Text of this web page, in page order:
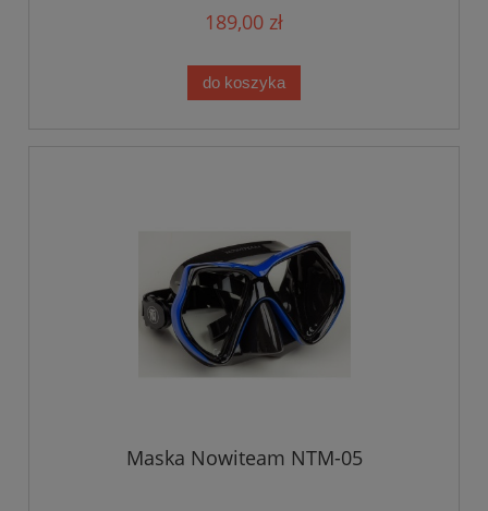
189,00 zł
do koszyka
Maska Nowiteam NTM-05